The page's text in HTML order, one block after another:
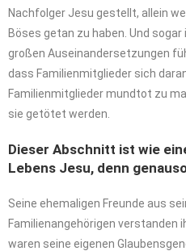
Nachfolger Jesu gestellt, allein
Böses getan zu haben. Und
großen Auseinandersetzungen
dass Familienmitglieder sich
Familienmitglieder mundtot zu
sie getötet werden.
Dieser Abschnitt ist wie
Lebens Jesu, denn
Seine ehemaligen Freunde aus
Familienangehörigen verstanden
waren seine eigenen